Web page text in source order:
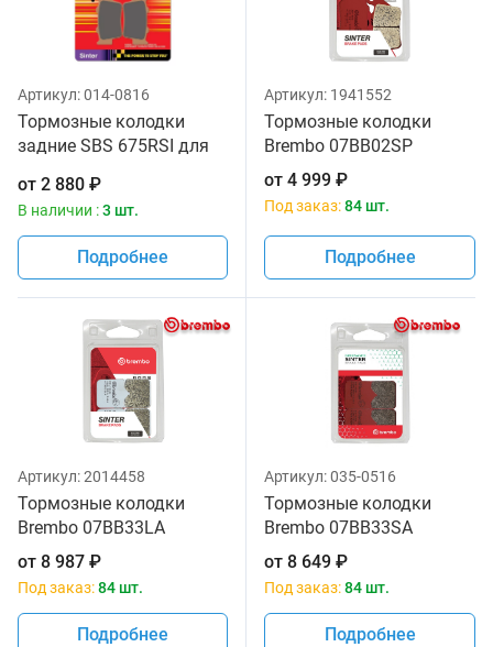
Артикул:014-0816
Тормозные колодки
задние SBS 675RSI для
от 2 880 ₽
В наличии :3 шт.
Подробнее
Артикул: 1941552
Тормозные колодки
Brembo 07BB02SP
от 4 999 ₽
Под заказ:84 шт.
Подробнее
Артикул:2014458
Тормозные колодки
Brembo 07BB33LA
от 8 987 ₽
Под заказ:84 шт.
Подробнее
Артикул:035-0516
Тормозные колодки
Brembo 07BB33SA
от 8 649 ₽
Под заказ:84 шт.
Подробнее